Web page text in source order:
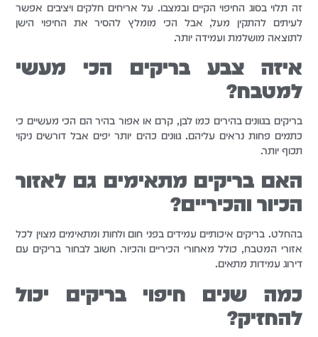
זה תלוי בסוג החיפוי הקיים ובמצבו. על אריחים חלקים ויציבים אפשר
לעיתים להתקין מעל, אבל הכי מומלץ להסיר את החיפוי הישן
לתוצאה מושלמת ועמידה יותר.
איזה צבע בריקים הכי מעשי
למטבח?
בריקים בגוונים בהירים כמו לבן, קרם או אפור בהיר הם הכי מעשיים כי
כתמים פחות נראים עליהם. גוונים כהים יותר יפים אבל דורשים ניקוי
תכוף יותר.
האם בריקים מתאימים גם לאזור
הכיור והכיריים?
בהחלט. בריקים איכותיים עמידים בפני חום ולחות ומתאימים מצוין לכל
אזורי המטבח, כולל מאחורי הכיריים והכיור. חשוב לבחור בריקים עם
דירוג עמידות מתאים.
כמה שנים חיפוי בריקים יכול
להחזיק?